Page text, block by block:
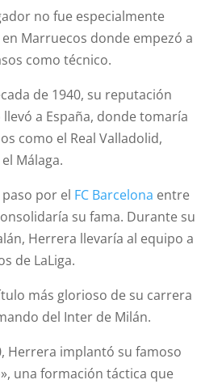
no fue especialmente
Marruecos donde empezó a
como técnico.
de 1940, su reputación
a España, donde tomaría
como el Real Valladolid,
Málaga.
por el FC Barcelona entre
su fama. Durante su
Herrera llevaría al equipo a
de LaLiga.
más glorioso de su carrera
del Inter de Milán.
Herrera implantó su famoso
una formación táctica que